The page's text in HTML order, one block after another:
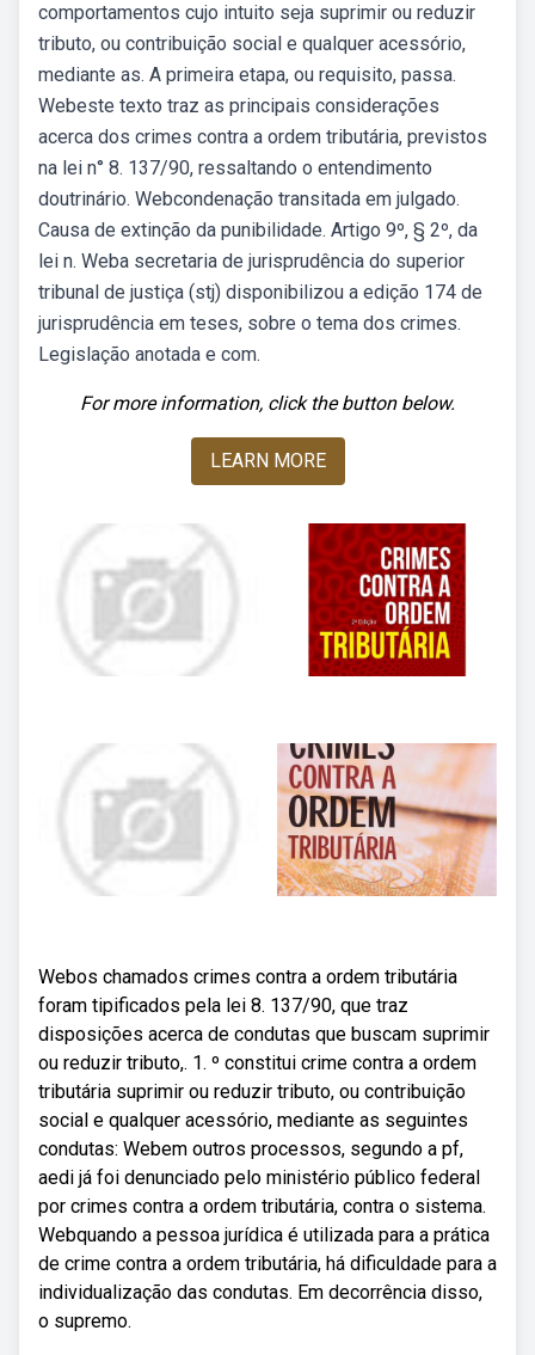
comportamentos cujo intuito seja suprimir ou reduzir
tributo, ou contribuição social e qualquer acessório,
mediante as. A primeira etapa, ou requisito, passa.
Webeste texto traz as principais considerações
acerca dos crimes contra a ordem tributária, previstos
na lei n° 8. 137/90, ressaltando o entendimento
doutrinário. Webcondenação transitada em julgado.
Causa de extinção da punibilidade. Artigo 9º, § 2º, da
lei n. Weba secretaria de jurisprudência do superior
tribunal de justiça (stj) disponibilizou a edição 174 de
jurisprudência em teses, sobre o tema dos crimes.
Legislação anotada e com.
For more information, click the button below.
LEARN MORE
Webos chamados crimes contra a ordem tributária
foram tipificados pela lei 8. 137/90, que traz
disposições acerca de condutas que buscam suprimir
ou reduzir tributo,. 1. º constitui crime contra a ordem
tributária suprimir ou reduzir tributo, ou contribuição
social e qualquer acessório, mediante as seguintes
condutas: Webem outros processos, segundo a pf,
aedi já foi denunciado pelo ministério público federal
por crimes contra a ordem tributária, contra o sistema.
Webquando a pessoa jurídica é utilizada para a prática
de crime contra a ordem tributária, há dificuldade para a
individualização das condutas. Em decorrência disso,
o supremo.